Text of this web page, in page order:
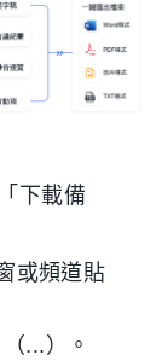
下載備
或頻道貼
...）。